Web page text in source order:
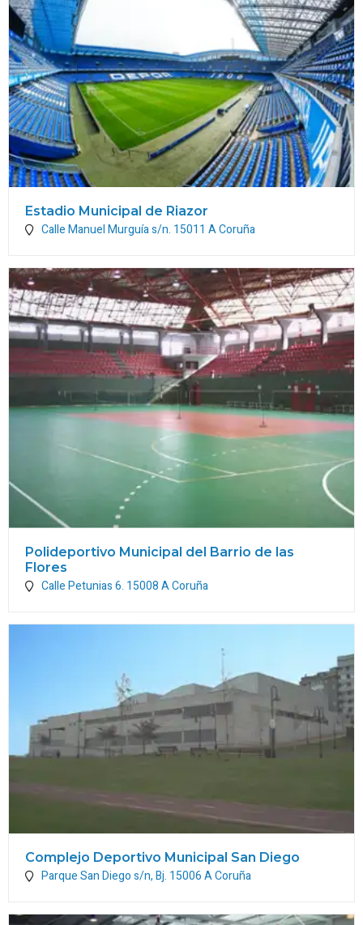
Estadio Municipal de Riazor
Calle Manuel Murguía s/n. 15011 A Coruña
Polideportivo Municipal del Barrio de las
Flores
Calle Petunias 6. 15008A Coruña
Complejo Deportivo Municipal San Diego
Parque San Diego s/n, Bj. 15006A Coruña